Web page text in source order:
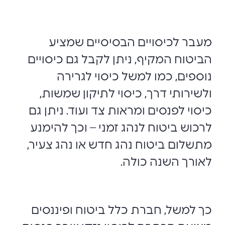
מעבר לכיסויים הבסיסיים שמציע
הביטוח המקיף, ניתן לקבל גם כיסויים
נוספים, כמו למשל כיסוי לגרירה
ולשירותי דרך, כיסוי לתיקון שמשות,
כיסוי לפנסים ומראות צד ועוד. ניתן גם
לרכוש ביטוח לנהג זמני – וכך להימנע
מתשלום ביטוח נהג חדש או נהג צעיר,
לאורך השנה כולה.
כך למשל, חברת כלל ביטוח ופיננסים